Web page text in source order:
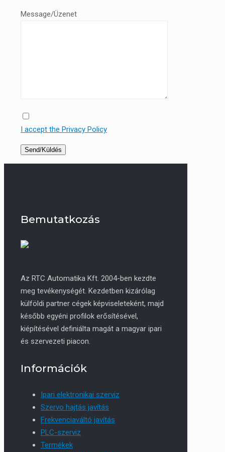
Message/Üzenet
I accept the Privacy Policy
Bemutatkozás
Az RTC Automatika Kft. 2004-ben kezdte
meg tevékenységét. Kezdetben kizárólag
külföldi partner cégek képviseleteként, majd
később egyéni profilok erősítésével,
kiépítésével definiálta magát a magyar ipari
és szervezeti piacon.
Információk
Ipari elektronikai szerviz
Szervo hajtás javítás
Frekvenciaváltó javítás
PLC-szerviz
Termékek